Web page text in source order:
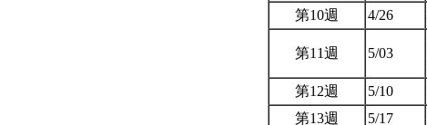
第10週
4/26
第11週 5/03
第12週
5/10
第13週
5/17